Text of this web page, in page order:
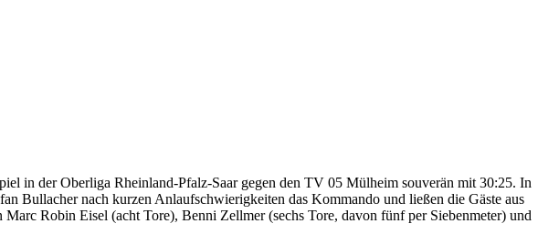
in der Oberliga Rheinland-Pfalz-Saar gegen den TV 05 Mülheim souverän mit 30:25. In
Bullacher nach kurzen Anlaufschwierigkeiten das Kommando und ließen die Gäste aus
Robin Eisel (acht Tore), Benni Zellmer (sechs Tore, davon fünf per Siebenmeter) und